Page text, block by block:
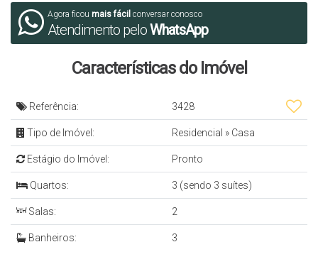
Agora ficou mais fácil conversar conosco
Atendimento peloWhatsApp
Características do Imóvel
Referência: 3428
Tipo de Imóvel: Residencial » Casa
Estágio do Imóvel: Pronto
Quartos: 3 (sendo 3 suítes)
Salas: 2
Banheiros: 3